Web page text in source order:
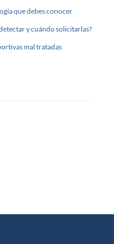
que debes conocer
y cuándo solicitarlas?
mal tratadas